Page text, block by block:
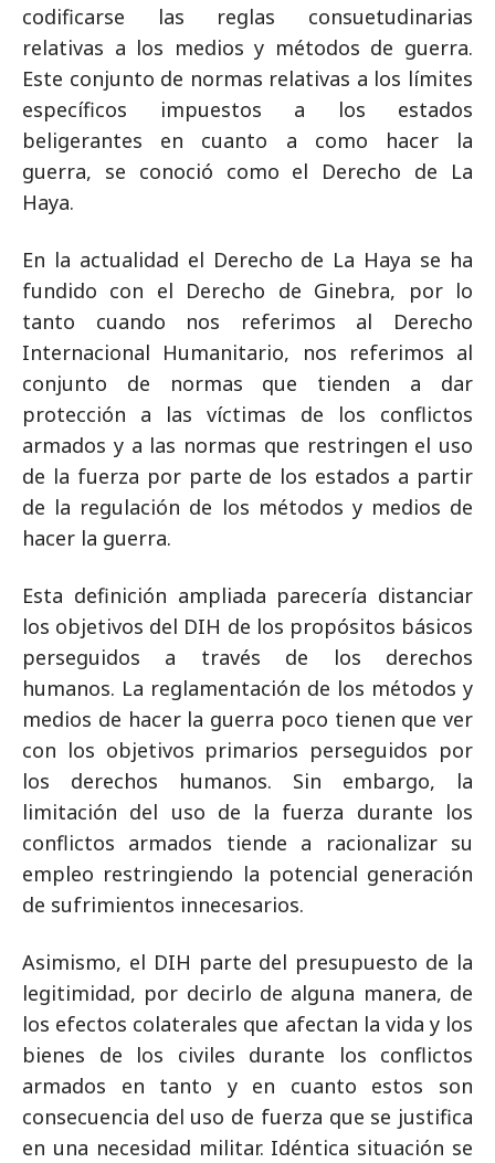
codificarse las reglas consuetudinarias
relativas a los medios y métodos de guerra.
Este conjunto de normas relativas a los límites
específicos impuestos a los estados
beligerantes en cuanto a como hacer la
guerra, se conoció como el Derecho de La
Haya.
En la actualidad el Derecho de La Haya se ha
fundido con el Derecho de Ginebra, por lo
tanto cuando nos referimos al Derecho
Internacional Humanitario, nos referimos al
conjunto de normas que tienden a dar
protección a las víctimas de los conflictos
armados y a las normas que restringen el uso
de la fuerza por parte de los estados a partir
de la regulación de los métodos y medios de
hacer la guerra.
Esta definición ampliada parecería distanciar
los objetivos del DIH de los propósitos básicos
perseguidos a través de los derechos
humanos. La reglamentación de los métodos y
medios de hacer la guerra poco tienen que ver
con los objetivos primarios perseguidos por
los derechos humanos. Sin embargo, la
limitación del uso de la fuerza durante los
conflictos armados tiende a racionalizar su
empleo restringiendo la potencial generación
de sufrimientos innecesarios.
Asimismo, el DIH parte del presupuesto de la
legitimidad, por decirlo de alguna manera, de
los efectos colaterales que afectan la vida y los
bienes de los civiles durante los conflictos
armados en tanto y en cuanto estos son
consecuencia del uso de fuerza que se justifica
en una necesidad militar. Idéntica situación se